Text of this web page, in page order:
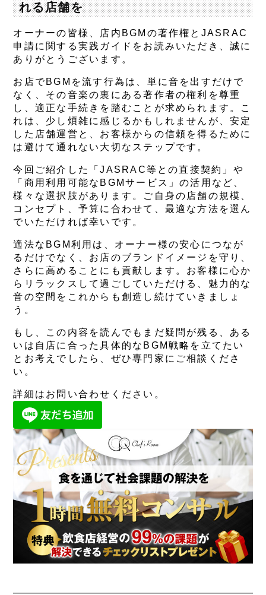
れる店舗を
オーナーの皆様、店内BGMの著作権とJASRAC
申請に関する実践ガイドをお読みいただき、誠に
ありがとうございます。
お店でBGMを流す行為は、単に音を出すだけで
なく、その音楽の裏にある著作者の権利を尊重
し、適正な手続きを踏むことが求められます。こ
れは、少し煩雑に感じるかもしれませんが、安定
した店舗運営と、お客様からの信頼を得るために
は避けて通れない大切なステップです。
今回ご紹介した「JASRAC等との直接契約」や
「商用利用可能なBGMサービス」の活用など、
様々な選択肢があります。ご自身の店舗の規模、
コンセプト、予算に合わせて、最適な方法を選ん
でいただければ幸いです。
適法なBGM利用は、オーナー様の安心につなが
るだけでなく、お店のブランドイメージを守り、
さらに高めることにも貢献します。お客様に心か
らリラックスして過ごしていただける、魅力的な
音の空間をこれからも創造し続けていきましょ
う。
もし、この内容を読んでもまだ疑問が残る、ある
いは自店に合った具体的なBGM戦略を立てたい
とお考えでしたら、ぜひ専門家にご相談くださ
い。
詳細はお問い合わせください。